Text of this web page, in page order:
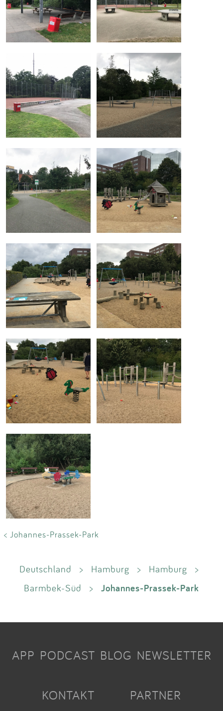
< Johannes-Prassek-Park
Deutschland > Hamburg > Hamburg
>
Barmbek-Süd
> Johannes-Prassek-Park
APP PODCAST BLOG NEWSLETTER
KONTAKT PARTNER